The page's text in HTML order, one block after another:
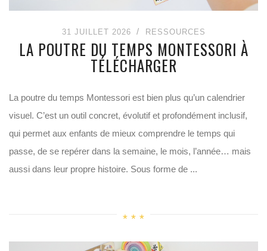
31 JUILLET 2026 RESSOURCES
LA POUTRE DU TEMPS MONTESSORI À
TÉLÉCHARGER
La poutre du temps Montessori est bien plus qu’un calendrier
visuel. C’est un outil concret, évolutif et profondément inclusif,
qui permet aux enfants de mieux comprendre le temps qui
passe, de se repérer dans la semaine, le mois, l’année… mais
aussi dans leur propre histoire. Sous forme de ...